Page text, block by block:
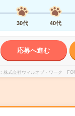
30代 40代
応募へ進む
株式会社ウィルオブ・ワーク FO